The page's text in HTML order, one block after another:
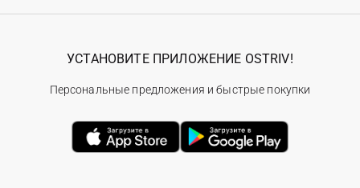
УСТАНОВИТЕ ПРИЛОЖЕНИЕ OSTRIV!
Персональные предложения и быстрые покупки